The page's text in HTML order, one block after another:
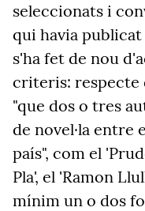
seleccionats i
qui havia
s'ha fet de nou
criteris: respecte
"que dos o tres
de novel·la entre
país", com el
Pla', el 'Ramon
mínim un o dos